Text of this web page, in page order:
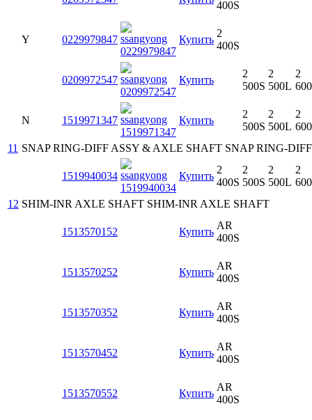
400S
Y 0229979847 Купить
2
400S
0209972547 Купить
2
500S
2
500L
2
N 1519971347 Купить
2
500S
2
500L
2
11 SNAP RING-DIFF ASSY & AXLE SHAFT SNAP RING-
1519940034 Купить
2
400S
2
500S
2
500L
2
12 SHIM-INR AXLE SHAFT SHIM-INR AXLE SHAFT
1513570152 Купить
AR
400S
1513570252 Купить
AR
400S
1513570352 Купить
AR
400S
1513570452 Купить
AR
400S
1513570552 Купить
AR
400S